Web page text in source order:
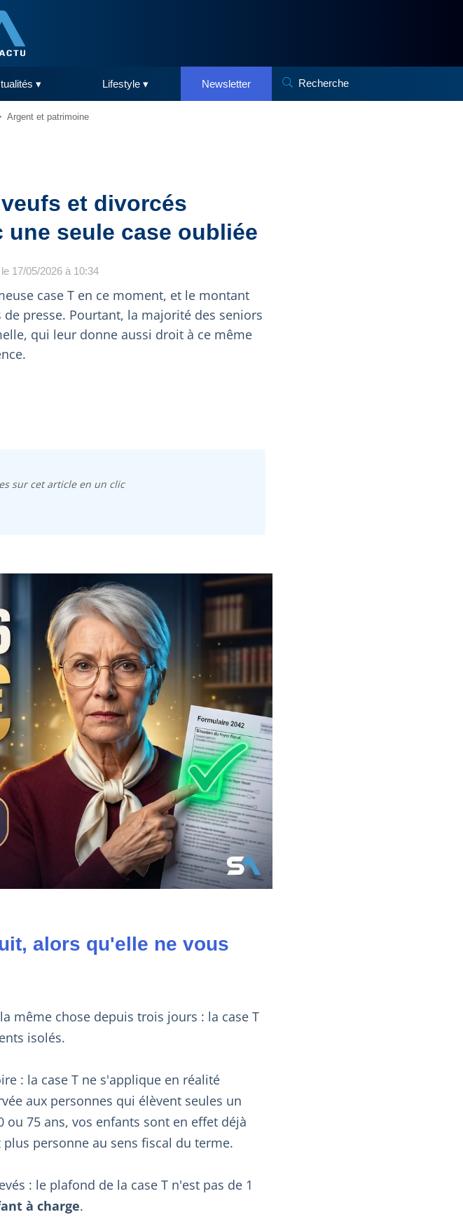
▾ Lifestyle ▾ Newsletter Recherche
Argent et patrimoine
et divorcés
une seule case oubliée
17/05/2026 à 10:34
case T en ce moment, et le montant
presse. Pourtant, la majorité des seniors
qui leur donne aussi droit à ce même
sur cet article en un clic
alors qu'elle ne vous
même chose depuis trois jours : la case T
isolés.
: la case T ne s'applique en réalité
aux personnes qui élèvent seules un
ou 75 ans, vos enfants sont en effet déjà
personne au sens fiscal du terme.
: le plafond de la case T n'est pas de 1
à charge.